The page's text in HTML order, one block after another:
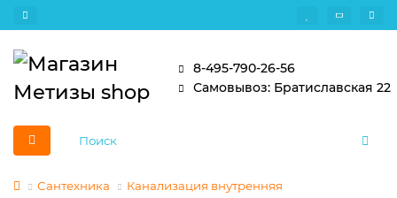
8-495-790-26-56
Самовывоз: Братиславская 22
Сантехника Канализация внутренняя